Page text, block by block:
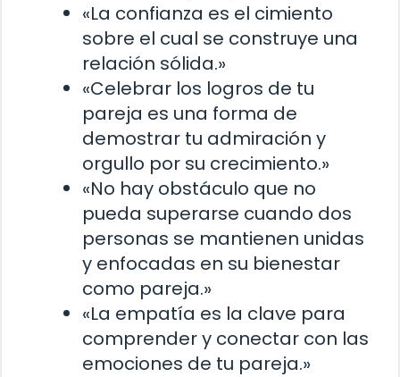
«La confianza es el cimiento
sobre el cual se construye una
relación sólida.»
«Celebrar los logros de tu
pareja es una forma de
demostrar tu admiración y
orgullo por su crecimiento.»
«No hay obstáculo que no
pueda superarse cuando dos
personas se mantienen unidas
y enfocadas en su bienestar
como pareja.»
«La empatía es la clave para
comprender y conectar con las
emociones de tu pareja.»